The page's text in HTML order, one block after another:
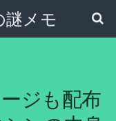
謎メモ
ジも配布